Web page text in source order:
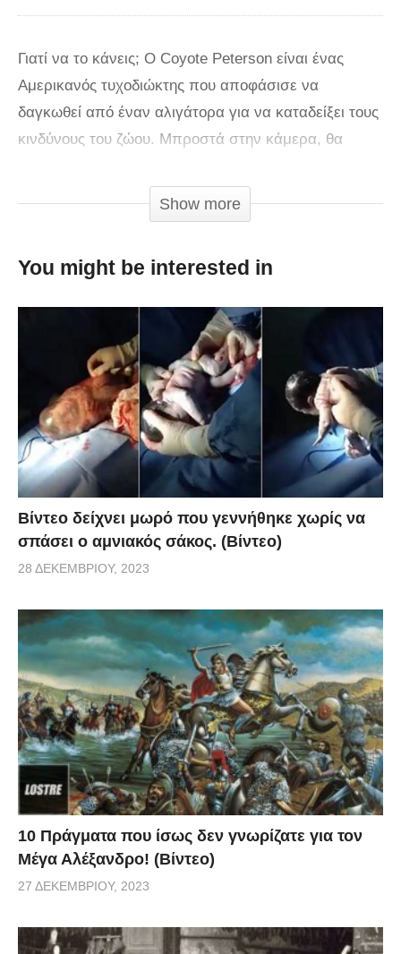
Γιατί να το κάνεις; Ο Coyote Peterson είναι ένας
Αμερικανός τυχοδιώκτης που αποφάσισε να
δαγκωθεί από έναν αλιγάτορα για να καταδείξει τους
κινδύνους του ζώου. Μπροστά στην κάμερα, θα
αφαιρέσει λίγα λεπτά αργότερα. Εξηγεί έχοντας
κάνει αυτό το πείραμα ότι το έκανε για να αποδείξει
ως κατοικίδιο ζώο, ακόμα κι αν είναι μικρός.
Show more
You might be interested in
Βίντεο δείχνει μωρό που γεννήθηκε χωρίς να
σπάσει ο αμνιακός σάκος. (Βίντεο)
28 ΔΕΚΕΜΒΡΊΟΥ, 2023
10 Πράγματα που ίσως δεν γνωρίζατε για τον
Μέγα Αλέξανδρο! (Βίντεο)
27 ΔΕΚΕΜΒΡΊΟΥ, 2023